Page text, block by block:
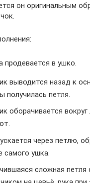
он оригинальным
продевается в ушко.
выводится назад к
получилась петля.
оборачивается
через петлю,
самого ушка.
сложная петля